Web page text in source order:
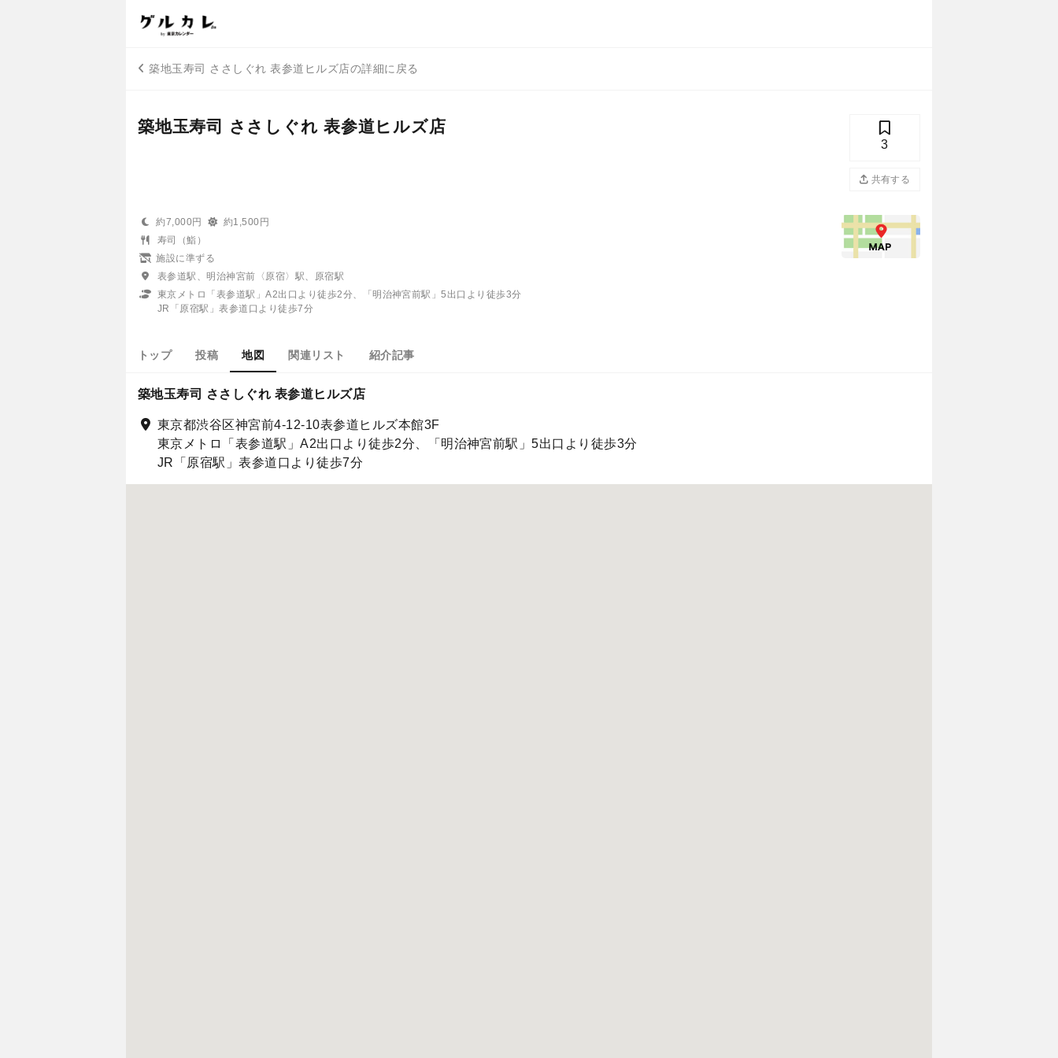
築地玉寿司 ささしぐれ 表参道ヒルズ店の詳細に戻る
築地玉寿司 ささしぐれ 表参道ヒルズ店
3
共有する
約7,000円
約1,500円
寿司（鮨）
施設に準ずる
表参道駅、明治神宮前〈原宿〉駅、原宿駅
東京メトロ「表参道駅」A2出口より徒歩2分、「明治神宮前駅」5出口より徒歩3分
JR「原宿駅」表参道口より徒歩7分
トップ 投稿 地図 関連リスト 紹介記事
築地玉寿司 ささしぐれ 表参道ヒルズ店
東京都渋谷区神宮前4-12-10表参道ヒルズ本館3F
東京メトロ「表参道駅」A2出口より徒歩2分、「明治神宮前駅」5出口より徒歩3分
JR「原宿駅」表参道口より徒歩7分